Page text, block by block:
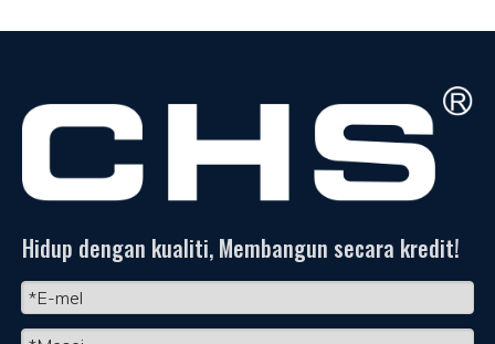
Hidup dengan kualiti, Membangun secara kredit!